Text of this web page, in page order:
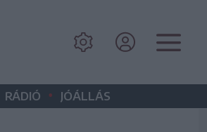
RÁDIÓ • JÓÁLLÁS